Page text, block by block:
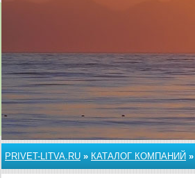
PRIVET-LITVA.RU » КАТАЛОГ КОМПАНИЙ »